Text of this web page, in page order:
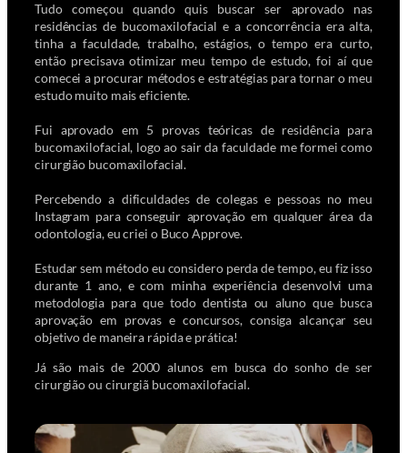
Tudo começou quando quis buscar ser aprovado nas
residências de bucomaxilofacial e a concorrência era alta,
tinha a faculdade, trabalho, estágios, o tempo era curto,
então precisava otimizar meu tempo de estudo, foi aí que
comecei a procurar métodos e estratégias para tornar o meu
estudo muito mais eficiente.
Fui aprovado em 5 provas teóricas de residência para
bucomaxilofacial, logo ao sair da faculdade me formei como
cirurgião bucomaxilofacial.
Percebendo a dificuldades de colegas e pessoas no meu
Instagram para conseguir aprovação em qualquer área da
odontologia, eu criei o Buco Approve.
Estudar sem método eu considero perda de tempo, eu fiz isso
durante 1 ano, e com minha experiência desenvolvi uma
metodologia para que todo dentista ou aluno que busca
aprovação em provas e concursos, consiga alcançar seu
objetivo de maneira rápida e prática!
Já são mais de 2000 alunos em busca do sonho de ser
cirurgião ou cirurgiã bucomaxilofacial.